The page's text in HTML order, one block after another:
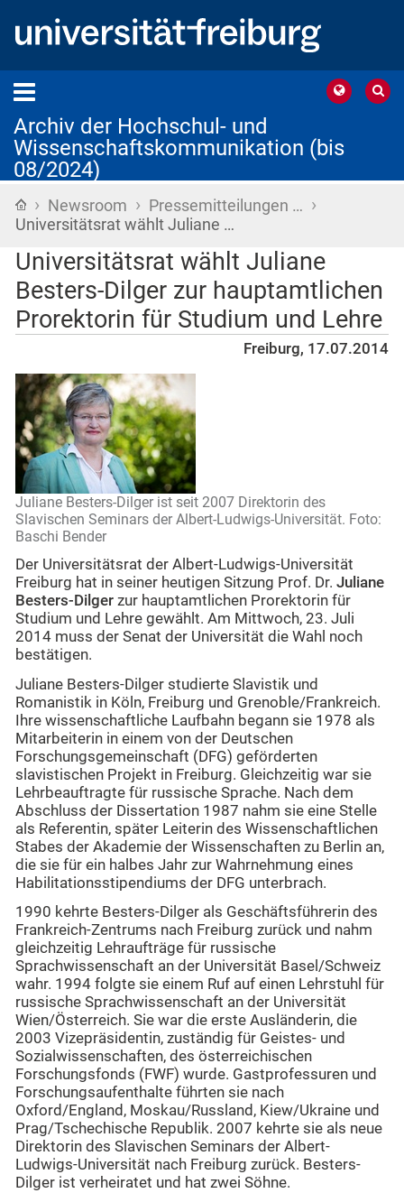
Archiv der Hochschul- und
Wissenschaftskommunikation (bis
08/2024)
Startseite
› Newsroom › Pressemitteilungen … ›
Universitätsrat wählt Juliane …
Universitätsrat wählt Juliane
Besters-Dilger zur hauptamtlichen
Prorektorin für Studium und Lehre
Freiburg, 17.07.2014
Juliane Besters-Dilger ist seit 2007 Direktorin des
Slavischen Seminars der Albert-Ludwigs-Universität. Foto:
Baschi Bender
Der Universitätsrat der Albert-Ludwigs-Universität
Freiburg hat in seiner heutigen Sitzung Prof. Dr. Juliane
Besters-Dilger zur hauptamtlichen Prorektorin für
Studium und Lehre gewählt. Am Mittwoch, 23. Juli
2014 muss der Senat der Universität die Wahl noch
bestätigen.
Juliane Besters-Dilger studierte Slavistik und
Romanistik in Köln, Freiburg und Grenoble/Frankreich.
Ihre wissenschaftliche Laufbahn begann sie 1978 als
Mitarbeiterin in einem von der Deutschen
Forschungsgemeinschaft (DFG) geförderten
slavistischen Projekt in Freiburg. Gleichzeitig war sie
Lehrbeauftragte für russische Sprache. Nach dem
Abschluss der Dissertation 1987 nahm sie eine Stelle
als Referentin, später Leiterin des Wissenschaftlichen
Stabes der Akademie der Wissenschaften zu Berlin an,
die sie für ein halbes Jahr zur Wahrnehmung eines
Habilitationsstipendiums der DFG unterbrach.
1990 kehrte Besters-Dilger als Geschäftsführerin des
Frankreich-Zentrums nach Freiburg zurück und nahm
gleichzeitig Lehraufträge für russische
Sprachwissenschaft an der Universität Basel/Schweiz
wahr. 1994 folgte sie einem Ruf auf einen Lehrstuhl für
russische Sprachwissenschaft an der Universität
Wien/Österreich. Sie war die erste Ausländerin, die
2003 Vizepräsidentin, zuständig für Geistes- und
Sozialwissenschaften, des österreichischen
Forschungsfonds (FWF) wurde. Gastprofessuren und
Forschungsaufenthalte führten sie nach
Oxford/England, Moskau/Russland, Kiew/Ukraine und
Prag/Tschechische Republik. 2007 kehrte sie als neue
Direktorin des Slavischen Seminars der Albert-
Ludwigs-Universität nach Freiburg zurück. Besters-
Dilger ist verheiratet und hat zwei Söhne.